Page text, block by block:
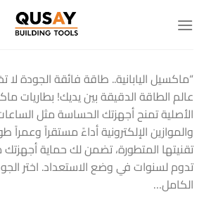
للمحتوى
“ماكسيل اليابانية.. طاقة فائقة الجودة لا
الأصلية تمنح أجهزتك الحساسة مثل
والموازين الإلكترونية أداءً مستقراً
تقنيتها المتطورة، تضمن لك حماية
تدوم لسنوات في وضع الاستعداد. اختر الجودة
الكامل…